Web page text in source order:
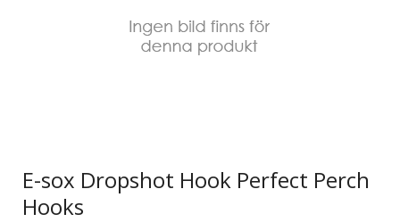
E-sox Dropshot Hook Perfect Perch
Hooks